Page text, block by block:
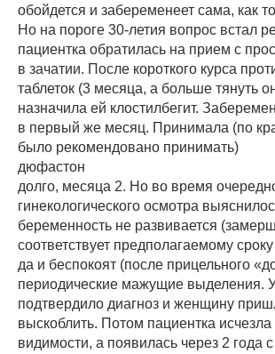
обойдется и забеременеет сама, как
Но на пороге 30-летия вопрос встал
пациентка обратилась на прием с
в зачатии. После короткого курса
таблеток (3 месяца, а больше тянуть
назначила ей клостилбегит.
в первый же месяц. Принимала (по
было рекомендовано принимать)
дюфастон
долго, месяца 2. Но во время
гинекологического осмотра
беременность не развивается
соответствует предполагаемому
да и беспокоят (после прицельного
периодические мажущие выделения.
подтвердило диагноз и женщину
выскоблить. Потом пациентка
видимости, а появилась через 2 года